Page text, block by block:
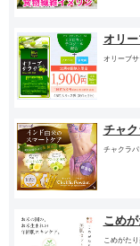
オリ
オリーブ
チャ
チャクラ
こめ
こめがた